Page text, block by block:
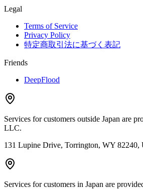
Legal
Terms of Service
Privacy Policy
特定商取引法に基づく表記
Friends
DeepFlood
Services for customers outside Japan are
LLC.
131 Lupine Drive, Torrington, WY 82240,
Services for customers in Japan are